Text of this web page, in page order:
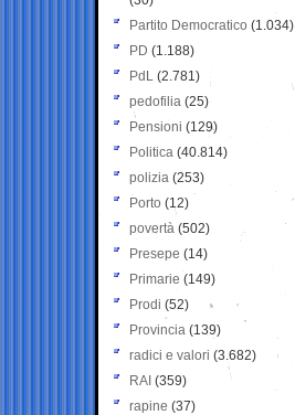
Partito Democratico (1.034)
PD (1.188)
PdL (2.781)
pedofilia (25)
Pensioni (129)
Politica (40.814)
polizia (253)
Porto (12)
povertà (502)
Presepe (14)
Primarie (149)
Prodi (52)
Provincia (139)
radici e valori (3.682)
RAI (359)
rapine (37)